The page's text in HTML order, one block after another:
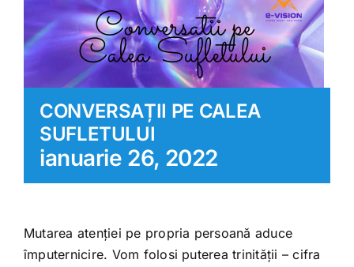
CONVERSAȚII PE CALEA
SUFLETULUI
ianuarie 26, 2022
Mutarea atenției pe propria persoană aduce
împuternicire. Vom folosi puterea trinității – cifra